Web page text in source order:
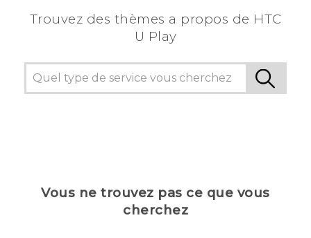
Trouvez des thèmes a propos de HTC
U Play
Vous ne trouvez pas ce que vous
cherchez